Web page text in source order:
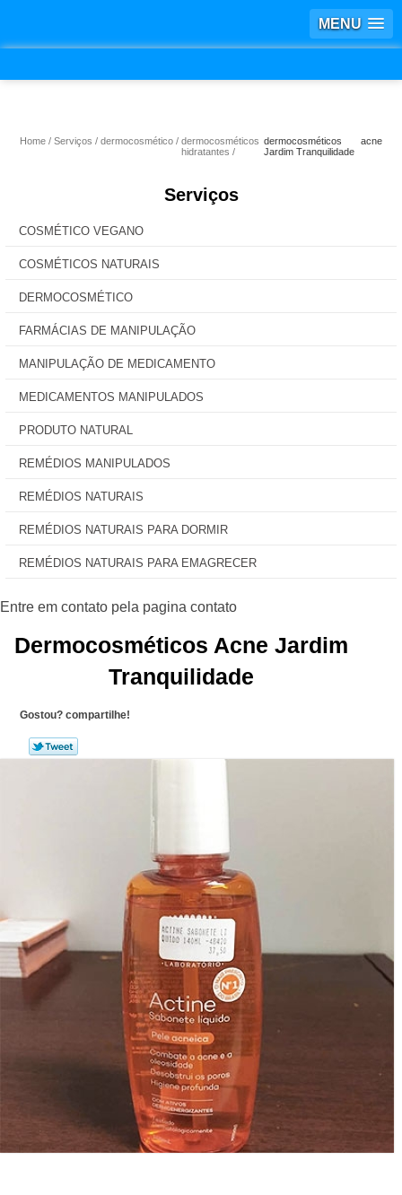
MENU
Home Serviços dermocosmético
dermocosméticos
hidratantes
dermocosméticos acne
Jardim Tranquilidade
Serviços
COSMÉTICO VEGANO
COSMÉTICOS NATURAIS
DERMOCOSMÉTICO
FARMÁCIAS DE MANIPULAÇÃO
MANIPULAÇÃO DE MEDICAMENTO
MEDICAMENTOS MANIPULADOS
PRODUTO NATURAL
REMÉDIOS MANIPULADOS
REMÉDIOS NATURAIS
REMÉDIOS NATURAIS PARA DORMIR
REMÉDIOS NATURAIS PARA EMAGRECER
Dermocosméticos Acne Jardim
Tranquilidade
Gostou? compartilhe!